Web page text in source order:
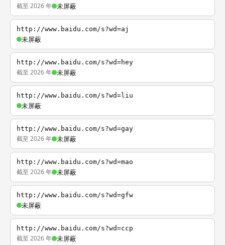
截至 2026 年 未屏蔽
http://www.baidu.com/s?wd=aj
未屏蔽
http://www.baidu.com/s?wd=hey
截至 2026 年 未屏蔽
http://www.baidu.com/s?wd=liu
未屏蔽
http://www.baidu.com/s?wd=gay
截至 2026 年 未屏蔽
http://www.baidu.com/s?wd=mao
截至 2026 年 未屏蔽
http://www.baidu.com/s?wd=gfw
未屏蔽
http://www.baidu.com/s?wd=ccp
截至 2026 年 未屏蔽